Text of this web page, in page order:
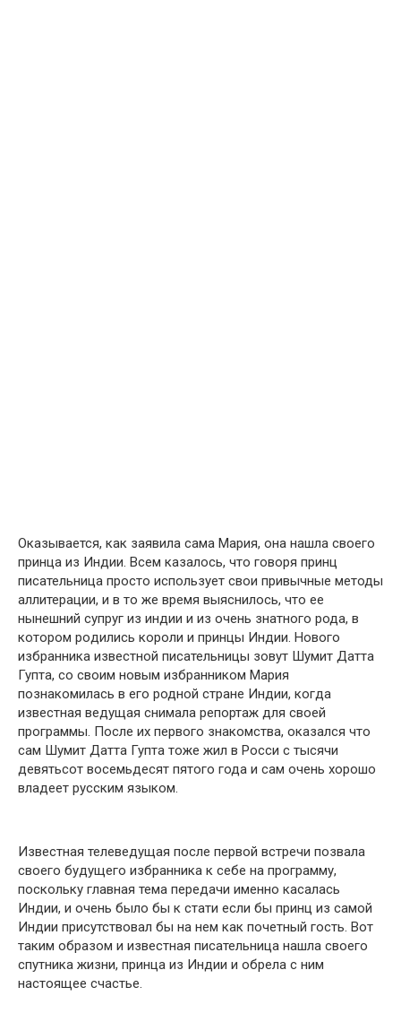
Оказывается, как заявила сама Мария, она нашла своего
принца из Индии. Всем казалось, что говоря принц
писательница просто использует свои привычные методы
аллитерации, и в то же время выяснилось, что ее
нынешний супруг из индии и из очень знатного рода, в
котором рoдились короли и принцы Индии. Нового
избранника известной писательницы зовут Шумит Датта
Гупта, со своим новым избранником Мария
познакомилась в его родной стране Индии, когда
известная ведущая снимала репортаж для своей
программы. После их первого знакомства, оказался что
сам Шумит Датта Гупта тоже жил в Росси с тысячи
девятьсот восемьдесят пятого года и сам очень хорошо
владеет русским языком.
Известная телеведущая после первой встречи позвала
своего будущего избранника к себе на программу,
поскольку главная тема передачи именно касалась
Индии, и очень было бы к стати если бы принц из самой
Индии присутствовал бы на нем как почетный гость. Вот
таким образом и известная писательница нашла своего
спутника жизни, принца из Индии и обрела с ним
настоящее счастье.